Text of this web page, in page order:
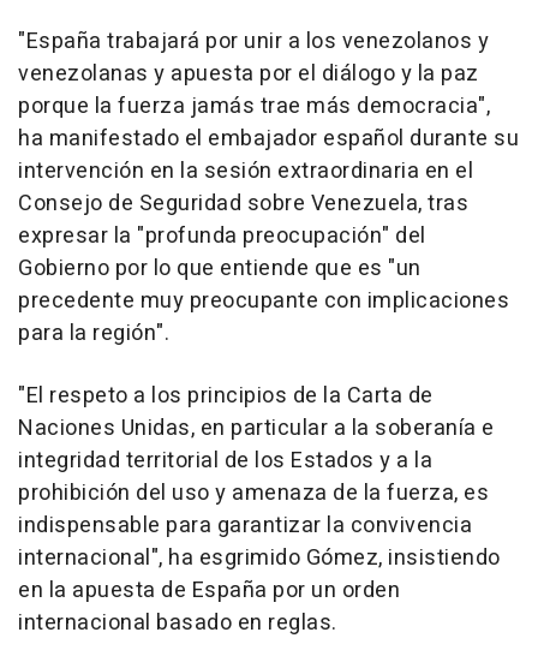
"España trabajará por unir a los venezolanos y
venezolanas y apuesta por el diálogo y la paz
porque la fuerza jamás trae más democracia",
ha manifestado el embajador español durante su
intervención en la sesión extraordinaria en el
Consejo de Seguridad sobre Venezuela, tras
expresar la "profunda preocupación" del
Gobierno por lo que entiende que es "un
precedente muy preocupante con implicaciones
para la región".
"El respeto a los principios de la Carta de
Naciones Unidas, en particular a la soberanía e
integridad territorial de los Estados y a la
prohibición del uso y amenaza de la fuerza, es
indispensable para garantizar la convivencia
internacional", ha esgrimido Gómez, insistiendo
en la apuesta de España por un orden
internacional basado en reglas.